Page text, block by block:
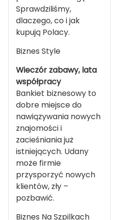
Sprawdziliśmy,
dlaczego, co i jak
kupują Polacy.
Biznes Style
Wieczór zabawy, lata
współpracy
Bankiet biznesowy to
dobre miejsce do
nawiązywania nowych
znajomości i
zacieśniania już
istniejących. Udany
może firmie
przysporzyć nowych
klientów, zły –
pozbawić.
Biznes Na Szpilkach